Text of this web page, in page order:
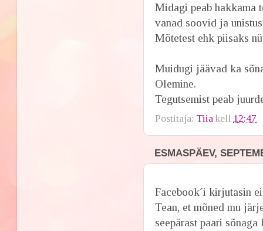
Midagi peab hakkama
vanad soovid ja
Mõtetest ehk piisaks
Muidugi jäävad ka
Olemine.
Tegutsemist peab
Postitaja: Tiia kell 12:47
ESMASPÄEV,
Facebook´i kirjutasin
Tean, et mõned mu
seepärast paari